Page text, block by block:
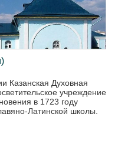
Казанская Духовная
учреждение
в 1723 году
Латинской школы.